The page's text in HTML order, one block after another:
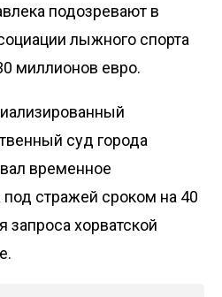
подозревают в
лыжного спорта
миллионов евро.
суд города
временное
стражей сроком на 40
запроса хорватской